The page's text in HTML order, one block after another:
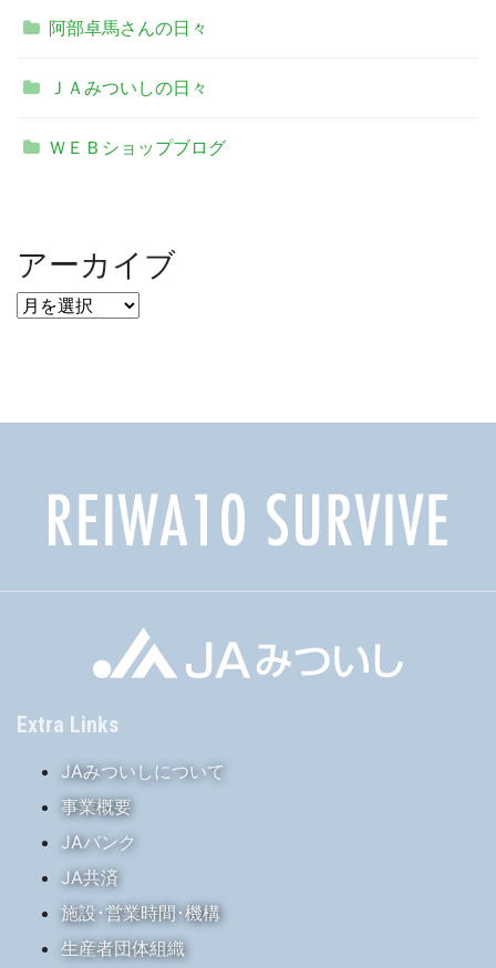
阿部卓馬さんの日々
ＪＡみついしの日々
ＷＥＢショップブログ
アーカイブ
ア
Extra Links
JAみついしについて
事業概要
JAバンク
JA共済
施設･営業時間･機構
生産者団体組織